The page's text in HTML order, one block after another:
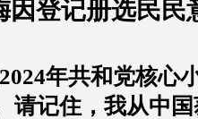
因登记册选民民
2024年共和党核心
请记住，我从中